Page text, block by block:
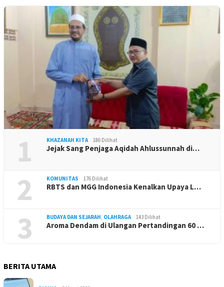
1 KHAZANAH KITA 186 Dilihat
Jejak Sang Penjaga Aqidah Ahlussunnah di…
2 KOMUNITAS 176 Dilihat
RBTS dan MGG Indonesia Kenalkan Upaya L…
3 BUDAYA DAN SEJARAH, OLAHRAGA 143 Dilihat
Aroma Dendam di Ulangan Pertandingan 60 …
BERITA UTAMA